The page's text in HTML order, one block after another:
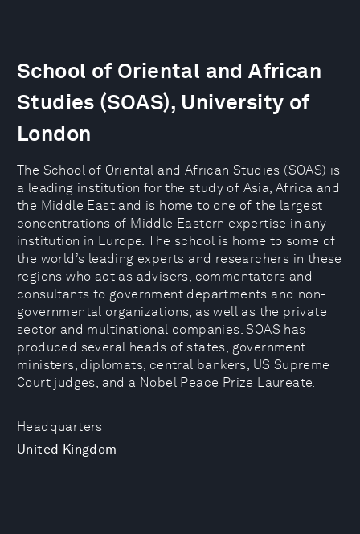
Headquarters
United Kingdom
School of Oriental and African
Studies (SOAS), University of
London
The School of Oriental and African Studies (SOAS) is
a leading institution for the study of Asia, Africa and
the Middle East and is home to one of the largest
concentrations of Middle Eastern expertise in any
institution in Europe. The school is home to some of
the world’s leading experts and researchers in these
regions who act as advisers, commentators and
consultants to government departments and non-
governmental organizations, as well as the private
sector and multinational companies. SOAS has
produced several heads of states, government
ministers, diplomats, central bankers, US Supreme
Court judges, and a Nobel Peace Prize Laureate.